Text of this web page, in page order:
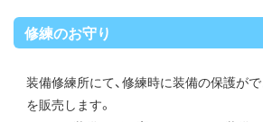
修練のお守り
装備修練所にて、修練時に装備の保護がで
を販売します。